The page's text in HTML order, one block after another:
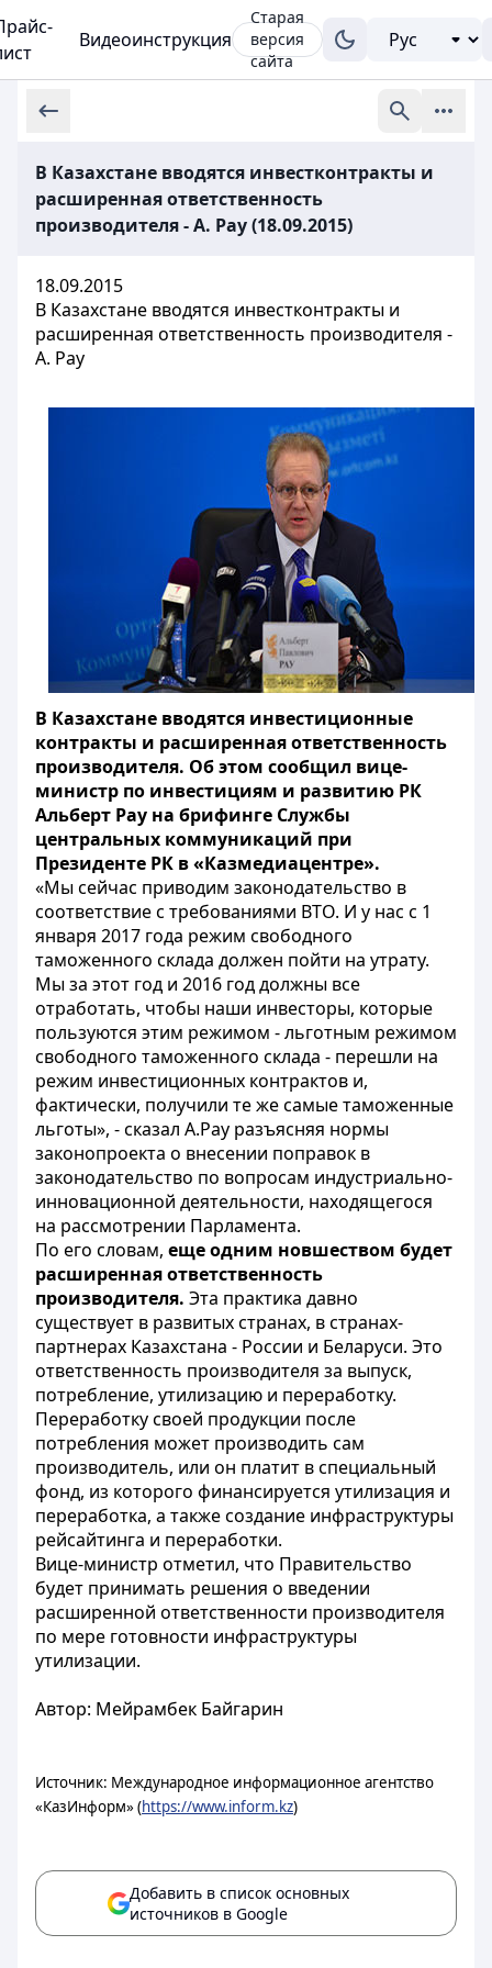
Видеоинструкция
Старая
версия
сайта
В Казахстане вводятся инвестконтракты и
расширенная ответственность
производителя - А. Рау (18.09.2015)
18.09.2015
В Казахстане вводятся инвестконтракты и
расширенная ответственность производителя -
А. Рау
В Казахстане вводятся инвестиционные
контракты и расширенная ответственность
производителя. Об этом сообщил вице-
министр по инвестициям и развитию РК
Альберт Рау на брифинге Службы
центральных коммуникаций при
Президенте РК в «Казмедиацентре».
«Мы сейчас приводим законодательство в
соответствие с требованиями ВТО. И у нас с 1
января 2017 года режим свободного
таможенного склада должен пойти на утрату.
Мы за этот год и 2016 год должны все
отработать, чтобы наши инвесторы, которые
пользуются этим режимом - льготным режимом
свободного таможенного склада - перешли на
режим инвестиционных контрактов и,
фактически, получили те же самые таможенные
льготы», - сказал А.Рау разъясняя нормы
законопроекта о внесении поправок в
законодательство по вопросам индустриально-
инновационной деятельности, находящегося
на рассмотрении Парламента.
По его словам, еще одним новшеством будет
расширенная ответственность
производителя. Эта практика давно
существует в развитых странах, в странах-
партнерах Казахстана - России и Беларуси. Это
ответственность производителя за выпуск,
потребление, утилизацию и переработку.
Переработку своей продукции после
потребления может производить сам
производитель, или он платит в специальный
фонд, из которого финансируется утилизация и
переработка, а также создание инфраструктуры
рейсайтинга и переработки.
Вице-министр отметил, что Правительство
будет принимать решения о введении
расширенной ответственности производителя
по мере готовности инфраструктуры
утилизации.
Автор: Мейрамбек Байгарин
Источник: Международное информационное агентство
«КазИнформ» (https://www.inform.kz)
Добавить в список основных
источников в Google